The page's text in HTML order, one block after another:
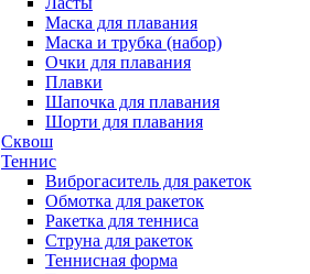
Маска для плавания
Маска и трубка (набор)
Очки для плавания
Плавки
Шапочка для плавания
Шорти для плавания
Сквош
Теннис
Виброгаситель для ракеток
Обмотка для ракеток
Ракетка для тенниса
Струна для ракеток
Теннисная форма